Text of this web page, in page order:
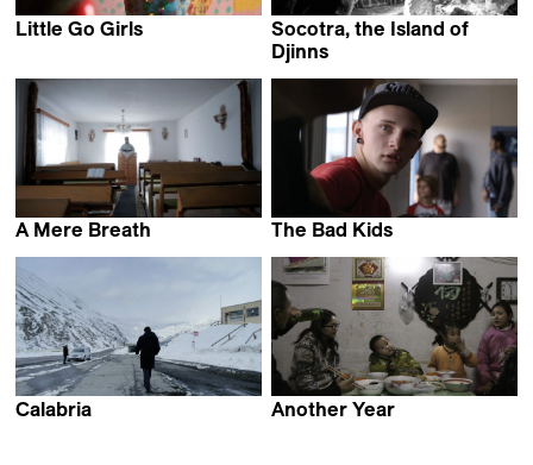
Little Go Girls
Socotra, the Island of
Djinns
A Mere Breath
The Bad Kids
Calabria
Another Year